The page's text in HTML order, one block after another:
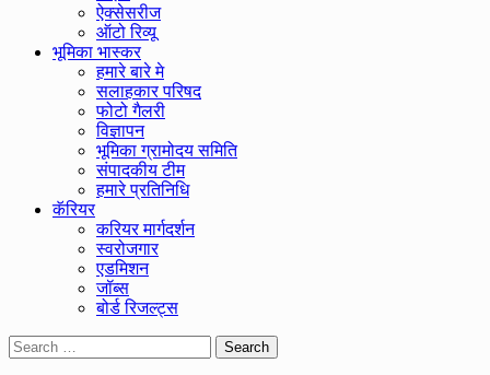
ऐक्सेसरीज
ऑटो रिव्यू
भूमिका भास्कर
हमारे बारे मे
सलाहकार परिषद
फोटो गैलरी
विज्ञापन
भूमिका ग्रामोदय समिति
संपादकीय टीम
हमारे प्रतिनिधि
कॅरियर
करियर मार्गदर्शन
स्वरोजगार
एडमिशन
जॉब्स
बोर्ड रिजल्ट्स
Search
for: